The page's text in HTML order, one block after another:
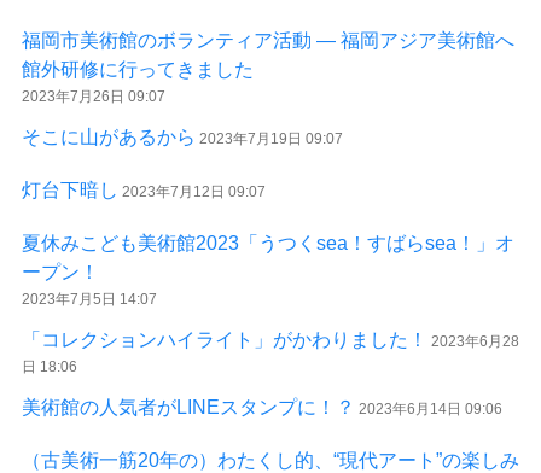
福岡市美術館のボランティア活動 ― 福岡アジア美術館へ
館外研修に行ってきました
2023年7月26日 09:07
そこに山があるから 2023年7月19日 09:07
灯台下暗し 2023年7月12日 09:07
夏休みこども美術館2023「うつくsea！すばらsea！」オ
ープン！
2023年7月5日 14:07
「コレクションハイライト」がかわりました！
2023年6月28
日 18:06
美術館の人気者がLINEスタンプに！？ 2023年6月14日 09:06
（古美術一筋20年の）わたくし的、“現代アート”の楽しみ